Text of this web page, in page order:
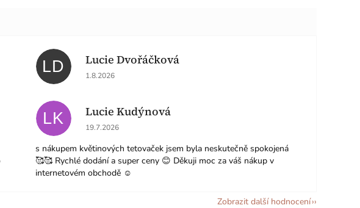
LD Lucie Dvořáčková
Hodnocení obchodu je 5 z 5 hvězdiček.
1.8.2026
LK Lucie Kudýnová
Hodnocení obchodu je 5 z 5 hvězdiček.
19.7.2026
s nákupem květinových tetovaček jsem byla neskutečně spokojená
🥰🥰 Rychlé dodání a super ceny 😊 Děkuji moc za váš nákup v
internetovém obchodě ☺️
Zobrazit další hodnocení